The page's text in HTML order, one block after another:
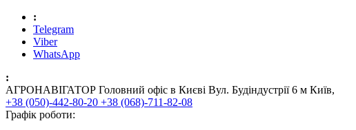
:
Telegram
Viber
WhatsApp
:
АГРОНАВІГАТОР Головний офіс в Києві Вул. Будіндустрії 6 м Київ,
+38 (050)-442-80-20 +38 (068)-711-82-08
Графік роботи: